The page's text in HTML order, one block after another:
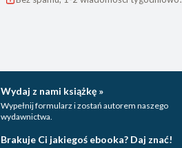
Wydaj z nami książkę »
Wypełnij formularz i zostań autorem naszego
wydawnictwa.
Brakuje Ci jakiegoś ebooka? Daj znać!